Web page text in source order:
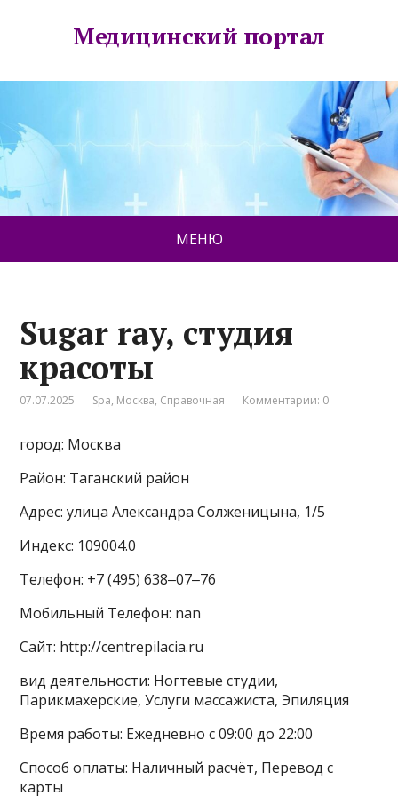
Медицинский портал
МЕНЮ
Sugar ray, студия
красоты
07.07.2025 Spa, Москва, Справочная Комментарии: 0
город: Москва
Район: Таганский район
Адрес: улица Александра Солженицына, 1/5
Индекс: 109004.0
Телефон: +7 (495) 638‒07‒76
Мобильный Телефон: nan
Сайт: http://centrepilacia.ru
вид деятельности: Ногтевые студии,
Парикмахерские, Услуги массажиста, Эпиляция
Время работы: Ежедневно с 09:00 до 22:00
Способ оплаты: Наличный расчёт, Перевод с
карты